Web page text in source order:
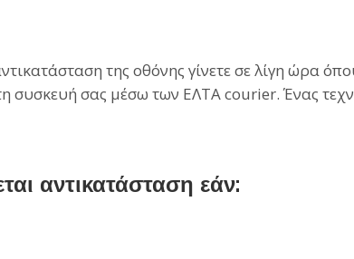
της οθόνης γίνετε σε λίγη ώρα
συσκευή σας μέσω των ΕΛΤΑ courier. Ένας
αντικατάσταση εάν: